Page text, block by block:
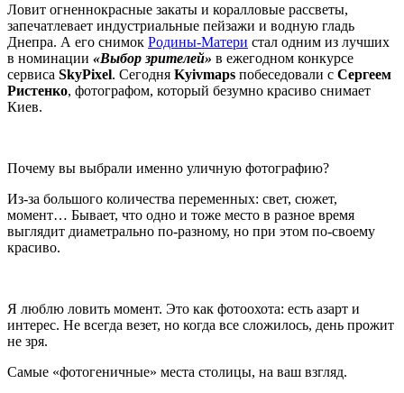
Ловит огненнокрасные закаты и коралловые рассветы,
запечатлевает индустриальные пейзажи и водную гладь
Днепра. А его снимок Родины-Матери стал одним из лучших
в номинации «Выбор зрителей» в ежегодном конкурсе
сервиса SkyPixel. Сегодня Kyivmaps побеседовали с Сергеем
Ристенко, фотографом, который безумно красиво снимает
Киев.
Почему вы выбрали именно уличную фотографию?
Из-за большого количества переменных: свет, сюжет,
момент… Бывает, что одно и тоже место в разное время
выглядит диаметрально по-разному, но при этом по-своему
красиво.
Я люблю ловить момент. Это как фотоохота: есть азарт и
интерес. Не всегда везет, но когда все сложилось, день прожит
не зря.
Самые «фотогеничные» места столицы, на ваш взгляд.